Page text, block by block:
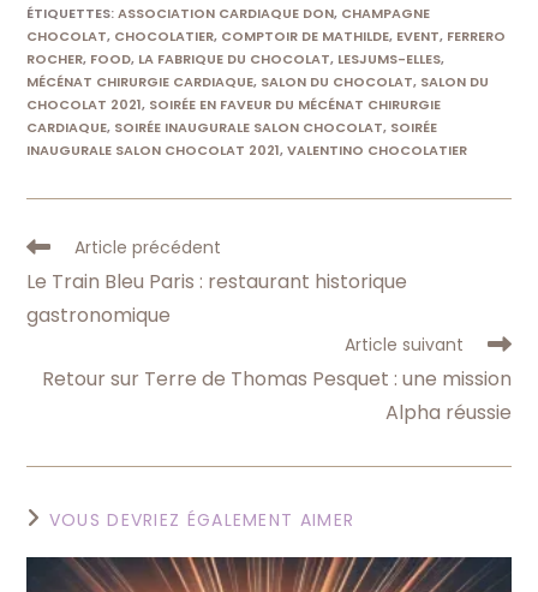
ÉTIQUETTES:ASSOCIATION CARDIAQUE DON, CHAMPAGNE
CHOCOLAT, CHOCOLATIER, COMPTOIR DE MATHILDE, EVENT, FERRERO
ROCHER, FOOD, LA FABRIQUE DU CHOCOLAT, LESJUMS-ELLES,
MÉCÉNAT CHIRURGIE CARDIAQUE, SALON DU CHOCOLAT, SALON DU
CHOCOLAT 2021, SOIRÉE EN FAVEUR DU MÉCÉNAT CHIRURGIE
CARDIAQUE, SOIRÉE INAUGURALE SALON CHOCOLAT, SOIRÉE
INAUGURALE SALON CHOCOLAT 2021, VALENTINO CHOCOLATIER
Read
articles
Article précédent
Le Train Bleu Paris : restaurant historique
gastronomique
Article suivant
Retour sur Terre de Thomas Pesquet : une mission
Alpha réussie
VOUS DEVRIEZ ÉGALEMENT AIMER